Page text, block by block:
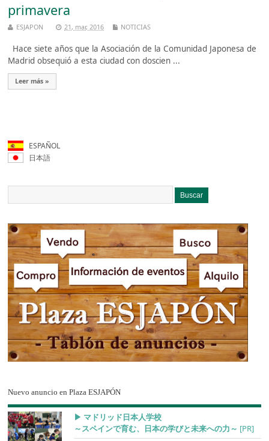
primavera
ESJAPON 21, mar, 2016 NOTICIAS
Hace siete años que la Asociación de la Comunidad Japonesa de
Madrid obsequió a esta ciudad con doscien ...
Leer más »
ESPAÑOL
日本語
Nuevo anuncio en Plaza ESJAPÓN
▶︎ マドリッド日本人学校
～スペインで育む、日本の学びと未来への力～ [PR]